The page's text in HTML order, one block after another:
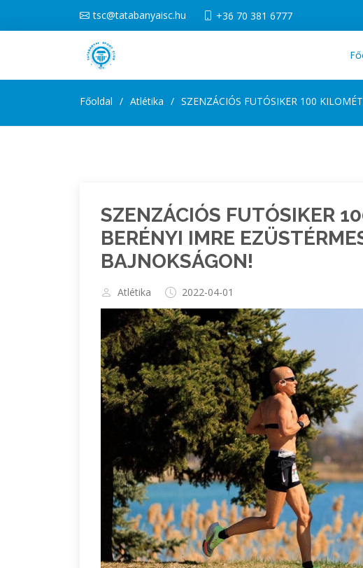
tsc@tatabanyaisc.hu +36 70 381 6777
Főoldal Atlétika SZENZÁCIÓS FUTÓSIKER 100
SZENZÁCIÓS FUTÓSIKER
BERÉNYI IMRE
BAJNOKSÁGON!
Atlétika 2022-04-01